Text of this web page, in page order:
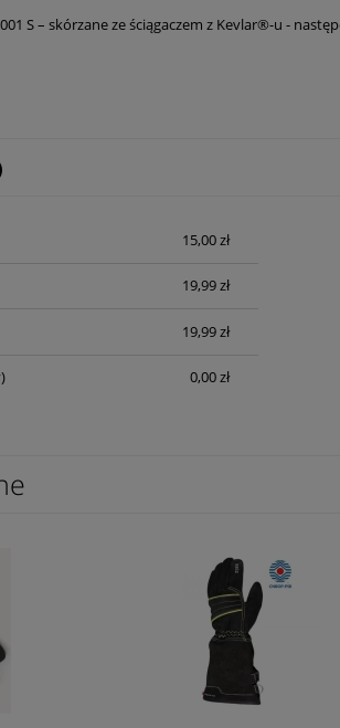
S – skórzane ze ściągaczem z Kevlar®-u -
15,00 zł
19,99 zł
19,99 zł
0,00 zł